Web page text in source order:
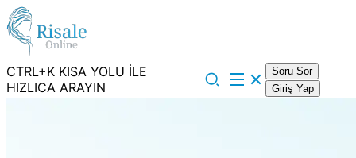
CTRL+K KISA YOLU İLE
HIZLICA ARAYIN
Soru Sor
Giriş Yap